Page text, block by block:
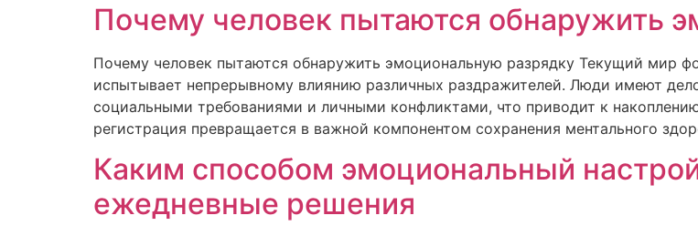
Почему человек пытаются обнаружить
Почему человек пытаются обнаружить эмоциональную разрядку Текущий мир
испытывает непрерывному влиянию различных раздражителей. Люди имеют
социальными требованиями и личными конфликтами, что приводит к
регистрация превращается в важной компонентом сохранения ментального
Каким способом эмоциональный
ежедневные решения